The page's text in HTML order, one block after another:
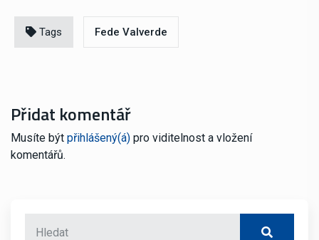
Tags Fede Valverde
Přidat komentář
Musíte být přihlášený(á) pro viditelnost a vložení
komentářů.